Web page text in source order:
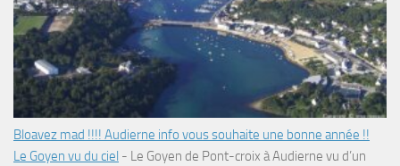
Bloavez mad !!!! Audierne info vous souhaite une bonne année !!
Le Goyen vu du ciel - Le Goyen de Pont-croix à Audierne vu d’un